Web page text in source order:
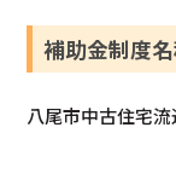
補助金制度
八尾市中古住宅